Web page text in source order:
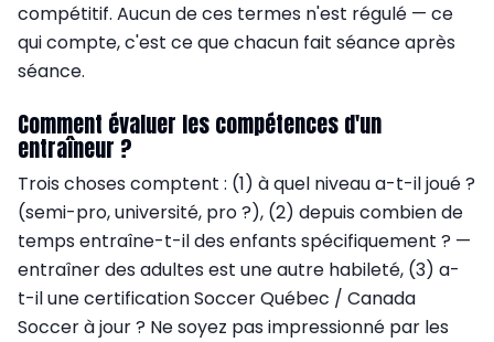
compétitif. Aucun de ces termes n'est régulé — ce
qui compte, c'est ce que chacun fait séance après
séance.
Comment évaluer les compétences d'un
entraîneur ?
Trois choses comptent : (1) à quel niveau a-t-il joué ?
(semi-pro, université, pro ?), (2) depuis combien de
temps entraîne-t-il des enfants spécifiquement ? —
entraîner des adultes est une autre habileté, (3) a-
t-il une certification Soccer Québec / Canada
Soccer à jour ? Ne soyez pas impressionné par les